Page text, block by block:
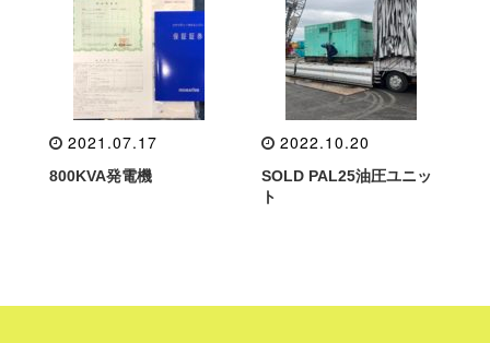
2021.07.17
800KVA発電機
2022.10.20
SOLD PAL25油圧ユニッ
ト